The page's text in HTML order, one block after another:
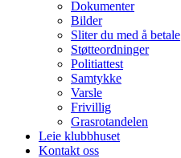
Dokumenter
Bilder
Sliter du med å betale
Støtteordninger
Politiattest
Samtykke
Varsle
Frivillig
Grasrotandelen
Leie klubbhuset
Kontakt oss